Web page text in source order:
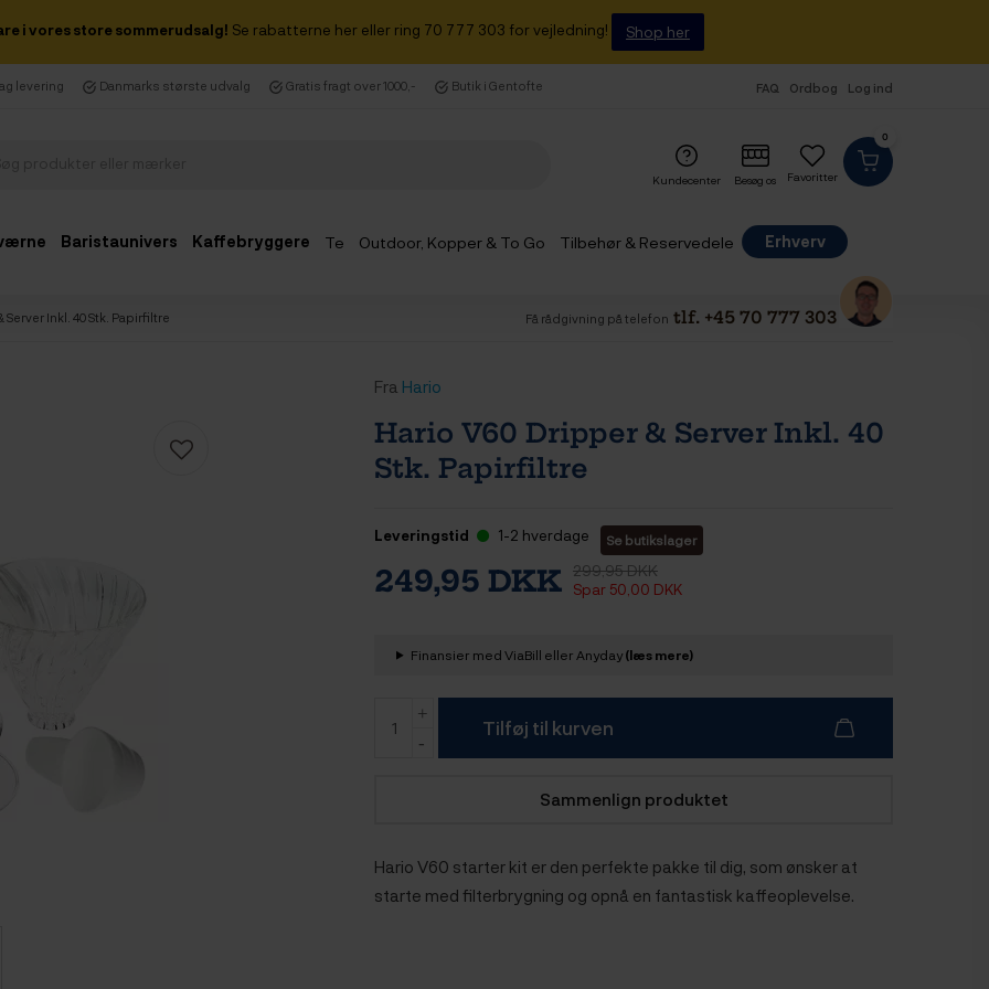
i vores store sommerudsalg! Se rabatterne her eller ring 70 777 303 for vejledning! Shop her
levering Danmarks største udvalg Gratis fragt over 1000,- Butik i Gentofte FAQ Ordbog Log ind
0
Favoritter
Kundecenter Besøg os
Baristaunivers Kaffebryggere Te Outdoor, Kopper & To Go Tilbehør & Reservedele
Erhverv
Server Inkl. 40 Stk. Papirfiltre Få rådgivning på telefon tlf. +45 70 777 303
Fra Hario
Hario V60 Dripper & Server Inkl. 40
Stk. Papirfiltre
Leveringstid 1-2 hverdage Se butikslager
249,95 DKK 299,95 DKK
Spar 50,00 DKK
Finansier med ViaBill eller Anyday(læs mere)
Tilføj til kurven
Sammenlign produktet
Hario V60 starter kit er den perfekte pakke til dig, som ønsker at
starte med filterbrygning og opnå en fantastisk kaffeoplevelse.